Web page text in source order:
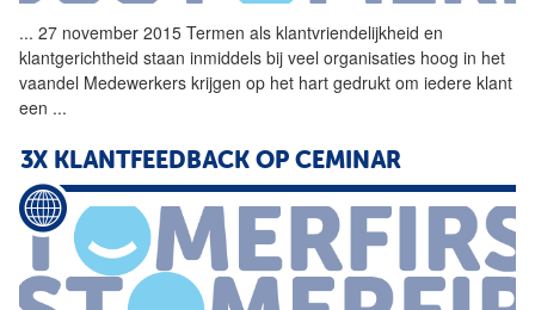
... 27 november 2015 Termen als klantvriendelijkheid en
klantgerichtheid staan inmiddels bij veel organisaties hoog in het
vaandel Medewerkers krijgen op het hart gedrukt om iedere klant
een ...
3X KLANTFEEDBACK OP CEMINAR